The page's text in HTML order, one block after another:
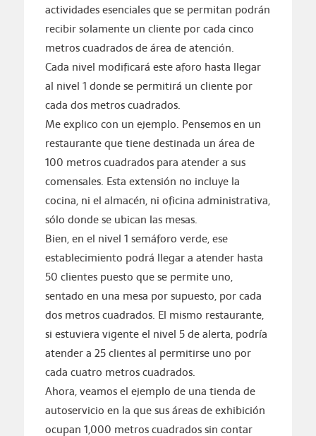
actividades esenciales que se permitan podrán
recibir solamente un cliente por cada cinco
metros cuadrados de área de atención.
Cada nivel modificará este aforo hasta llegar
al nivel 1 donde se permitirá un cliente por
cada dos metros cuadrados.
Me explico con un ejemplo. Pensemos en un
restaurante que tiene destinada un área de
100 metros cuadrados para atender a sus
comensales. Esta extensión no incluye la
cocina, ni el almacén, ni oficina administrativa,
sólo donde se ubican las mesas.
Bien, en el nivel 1 semáforo verde, ese
establecimiento podrá llegar a atender hasta
50 clientes puesto que se permite uno,
sentado en una mesa por supuesto, por cada
dos metros cuadrados. El mismo restaurante,
si estuviera vigente el nivel 5 de alerta, podría
atender a 25 clientes al permitirse uno por
cada cuatro metros cuadrados.
Ahora, veamos el ejemplo de una tienda de
autoservicio en la que sus áreas de exhibición
ocupan 1,000 metros cuadrados sin contar